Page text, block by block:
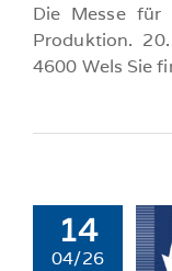
Die Messe für
Produktion.
4600 Wels Sie
14
04/26